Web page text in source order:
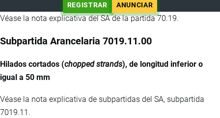
REGISTRAR
ANUNCIAR
Véase la nota explicativa del SA de la partida 70.19.
Subpartida Arancelaria 7019.11.00
Hilados cortados (chopped strands), de longitud inferior o
igual a 50 mm
Véase la nota explicativa de subpartidas del SA, subpartida
7019.11.